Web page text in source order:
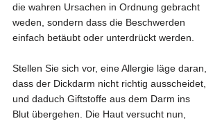
die wahren Ursachen in Ordnung gebracht
weden, sondern dass die Beschwerden
einfach betäubt oder unterdrückt werden.
Stellen Sie sich vor, eine Allergie läge daran,
dass der Dickdarm nicht richtig ausscheidet,
und daduch Giftstoffe aus dem Darm ins
Blut übergehen. Die Haut versucht nun,